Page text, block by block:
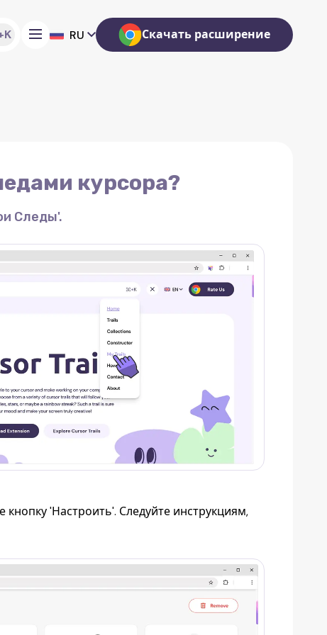
RU Скачать расширение
курсора?
Следы'.
'Настроить'. Следуйте инструкциям,